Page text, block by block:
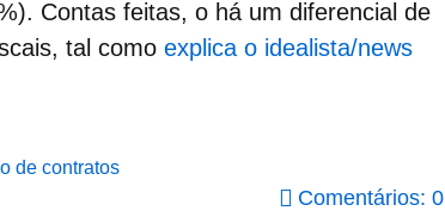
Contas feitas, o há um diferencial de
tal como explica o idealista/news
de contratos
Comentários: 0